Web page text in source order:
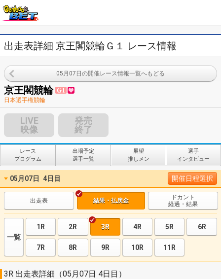
出走表詳細 京王閣競輪Ｇ１ レース情報
05月07日の開催レース情報一覧へもどる
京王閣競輪
日本選手権競輪
LIVE
映像
発売
終了
レース
プログラム
出場予定
選手一覧
展望
推しメン
選手
インタビュー
05月07日 4日目 開催日程選択
出走表 結果・払戻金
ドカント
経過・結果
一覧
1R 2R 3R 4R 5R 6R
7R 8R 9R 10R 11R
3R 出走表詳細（05月07日 4日目）